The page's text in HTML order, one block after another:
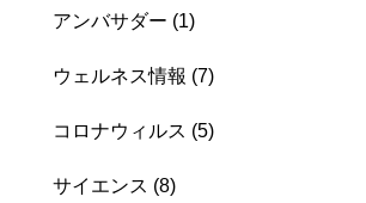
アンバサダー (1)
ウェルネス情報 (7)
コロナウィルス (5)
サイエンス (8)